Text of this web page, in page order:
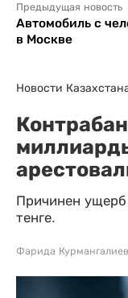
Предыдущая новость
Автомобиль с
в Москве
Новости
Причинен
тенге.
Фарида